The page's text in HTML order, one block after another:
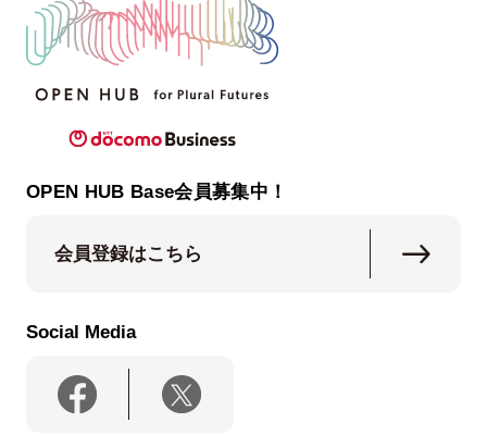
OPEN HUB Base会員募集中！
会員登録はこちら
Social Media